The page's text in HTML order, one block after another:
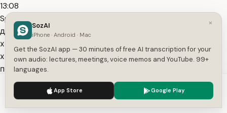
13:08
Speaker A
действительно в то год советским людям очень
хотелось донести до общества до власти своё мнение
хотелось говорить хотелось рассказывать о себе и
поэтому коэффициент отказов был Невероятно %
давали согласие на прохождение опроса это очень
высокий показатель Он намного выше есть сейчас И
13:37
We use cookies to enhance your experience.
×
SozAI
iPhone · Android · Mac
Get the SozAI app — 30 minutes of free AI transcription for your
own audio: lectures, meetings, voice memos and YouTube. 99+
languages.
App Store Google Play